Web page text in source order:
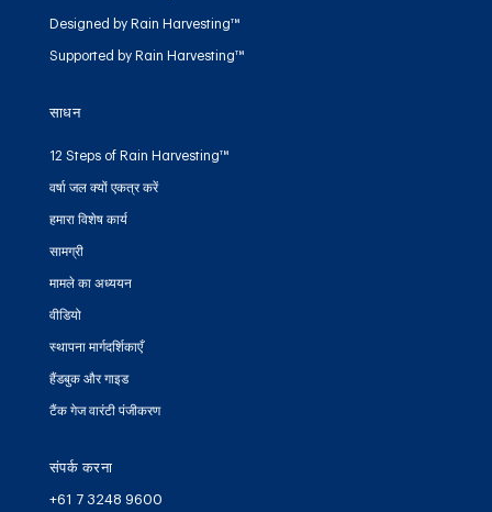
Designed by Rain Harvesting™
Supported by Rain Harvesting™
साधन
12 Steps of Rain Harvesting™
वर्षा जल क्यों एकत्र करें
हमारा विशेष कार्य
सामग्री
मामले का अध्ययन
वीडियो
स्थापना मार्गदर्शिकाएँ
हैंडबुक और गाइड
टैंक गेज वारंटी पंजीकरण
संपर्क करना
+61 7 3248 9600